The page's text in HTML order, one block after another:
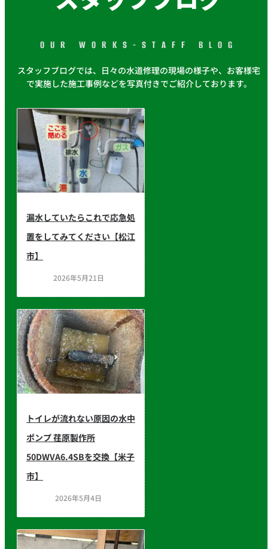
OUR WORKS-STAFF BLOG
スタッフブログでは、日々の水道修理の現場の様子や、お客様宅
で実施した施工事例などを写真付きでご紹介しております。
漏水していたらこれで応急処
置をしてみてください【松江
市】
2026年5月21日
トイレが流れない原因の水中
ポンプ 荏原製作所
50DWVA6.4SBを交換【米子
市】
2026年5月4日